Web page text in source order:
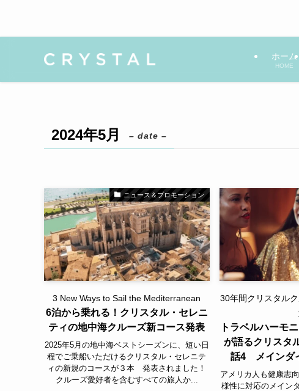
ホーム
HOME
2024年5月 – date –
ニュース＆プロモーション
3 New Ways to Sail the Mediterranean
6泊から乗れる！クリスタル・セレニ
ティの地中海クルーズ新コース発表
2025年5月の地中海ベストシーズンに、短い日
程でご乗船いただけるクリスタル・セレニテ
ィの新規のコースが３本 発表されました！
クルーズ愛好者を含むすべての旅人か...
30年間クリスタル
トラベルハーモ
が語るクリスタ
話4 メインダ
アメリカ人も健康志
様性に対応のメイン